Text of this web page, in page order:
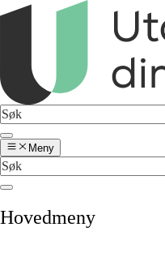
Meny
Hovedmeny